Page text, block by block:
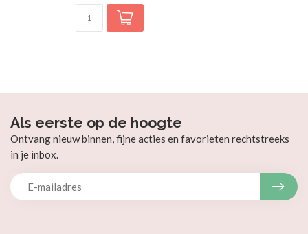
Als eerste op de hoogte
Ontvang nieuw binnen, fijne acties en favorieten rechtstreeks
in je inbox.